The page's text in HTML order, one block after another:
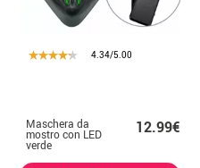
4.34/5.00
Maschera da
mostro con LED
verde
12.99€